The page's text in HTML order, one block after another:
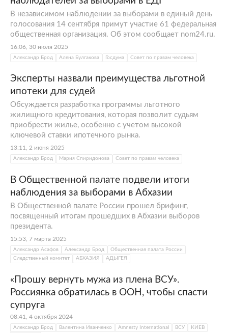
В независимом наблюдении за выборами в единый день
голосования 14 сентября примут участие 61 федеральная
общественная организация. Об этом сообщает nom24.ru.
16:06, 30 июля 2025
Александр Брод Алена Булгакова Госдума Совет по правам человека
Эксперты назвали преимущества льготной
ипотеки для судей
Обсуждается разработка программы льготного
жилищного кредитования, которая позволит судьям
приобрести жилье, особенно с учетом высокой
ключевой ставки ипотечного рынка.
13:11, 2 июня 2025
Александр Брод Мария Спиридонова Совет по правам человека
В Общественной палате подвели итоги
наблюдения за выборами в Абхазии
В Общественной палате России прошел брифинг,
посвященный итогам прошедших в Абхазии выборов
президента.
15:53, 7 марта 2025
Александр Асафов Александр Брод
Общественная палата России
Следственный комитет
АБХАЗИЯ АДЫГЕЯ
«Прошу вернуть мужа из плена ВСУ».
Россиянка обратилась в ООН, чтобы спасти
супруга
08:41, 4 октября 2024
Александр Брод Валентина Иванченко Amnesty International ВСУ
КИЕВ